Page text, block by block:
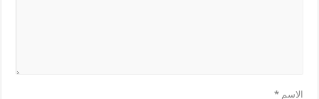
الاسم*